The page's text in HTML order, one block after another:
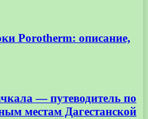
Porotherm: описание,
— путеводитель по
местам Дагестанской